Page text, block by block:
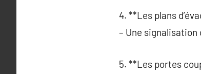
4. **Les plans
– Une
5. **Les portes